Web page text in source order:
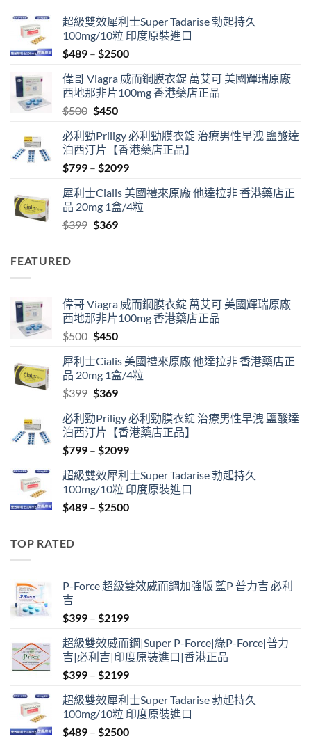
超級雙效犀利士Super Tadarise 勃起持久
100mg/10粒 印度原裝進口
$489 – $2500Price
$489
through
偉哥 Viagra 威而鋼膜衣錠 萬艾可 美國輝瑞原廠
西地那非片100mg 香港藥店正品
$500 Original
was:
$500.
$450Current
is:
$450.
必利勁Priligy 必利勁膜衣錠 治療男性早洩 鹽酸達
泊西汀片【香港藥店正品】
$799 – $2099Price
$799
through
犀利士Cialis 美國禮來原廠 他達拉非 香港藥店正
品 20mg 1盒/4粒
$399 Original
$369Current
FEATURED
偉哥 Viagra 威而鋼膜衣錠 萬艾可 美國輝瑞原廠
西地那非片100mg 香港藥店正品
$500 Original
was:
$500.
$450Current
is:
$450.
犀利士Cialis 美國禮來原廠 他達拉非 香港藥店正
品 20mg 1盒/4粒
$399 Original
was:
$399.
$369Current
is:
$369.
必利勁Priligy 必利勁膜衣錠 治療男性早洩 鹽酸達
泊西汀片【香港藥店正品】
$799 – $2099Price
$799
through
$2099
超級雙效犀利士Super Tadarise 勃起持久
100mg/10粒 印度原裝進口
$489 – $2500Price
TOP RATED
P-Force 超級雙效威而鋼加強版 藍P 普力吉 必利
吉
$399 – $2199Price
$399
through
$2199
超級雙效威而鋼|Super P-Force|綠P-Force|普力
吉|必利吉|印度原裝進口|香港正品
$399 – $2199Price
$399
through
$2199
超級雙效犀利士Super Tadarise 勃起持久
100mg/10粒 印度原裝進口
$489 – $2500Price